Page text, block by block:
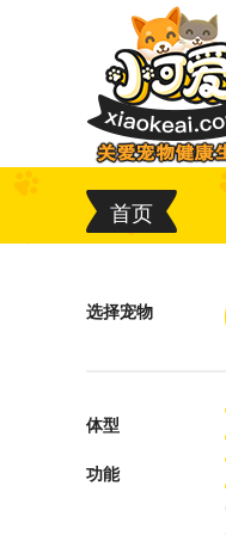
首页
选择宠物
体型
功能